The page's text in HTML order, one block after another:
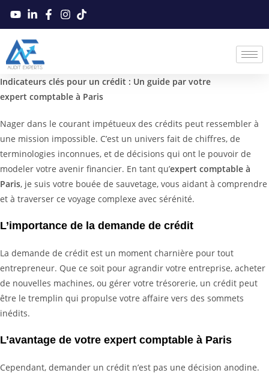
Indicateurs clés pour un crédit : Un guide par votre
expert comptable à Paris
Nager dans le courant impétueux des crédits peut ressembler à
une mission impossible. C’est un univers fait de chiffres, de
terminologies inconnues, et de décisions qui ont le pouvoir de
modeler votre avenir financier. En tant qu’expert comptable à
Paris, je suis votre bouée de sauvetage, vous aidant à comprendre
et à traverser ce voyage complexe avec sérénité.
L’importance de la demande de crédit
La demande de crédit est un moment charnière pour tout
entrepreneur. Que ce soit pour agrandir votre entreprise, acheter
de nouvelles machines, ou gérer votre trésorerie, un crédit peut
être le tremplin qui propulse votre affaire vers des sommets
inédits.
L’avantage de votre expert comptable à Paris
Cependant, demander un crédit n’est pas une décision anodine.